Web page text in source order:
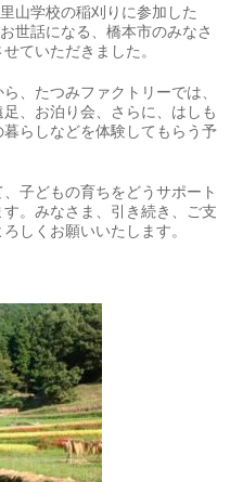
山学校の稲刈りに参加した
世話になる、橋本市のみなさ
ていただきました。
、たつみファクトリーでは、
、お泊り会、さらに、はしも
らしなどを体験してもらう予
子どもの育ちをどうサポート
。みなさま、引き続き、ご支
しくお願いいたします。